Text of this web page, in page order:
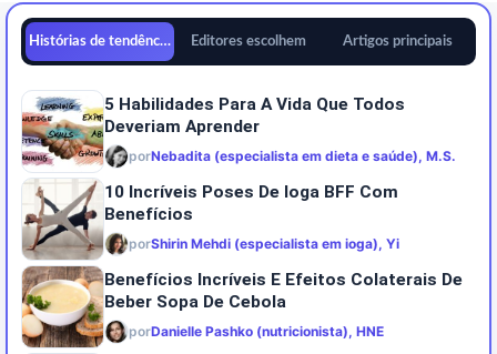
Histórias de tendências Editores escolhem Artigos principais
5 Habilidades Para A Vida Que Todos
Deveriam Aprender
porNebadita (especialista em dieta e saúde), M.S.
10 Incríveis Poses De Ioga BFF Com
Benefícios
porShirin Mehdi (especialista em ioga), Yi
Benefícios Incríveis E Efeitos Colaterais De
Beber Sopa De Cebola
porDanielle Pashko (nutricionista), HNE